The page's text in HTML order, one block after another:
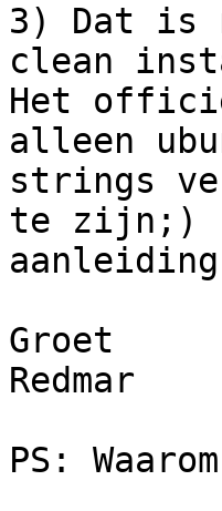
3) Dat is
clean
Het
alleen
strings
te zijn;)
Groet
Redmar
PS: